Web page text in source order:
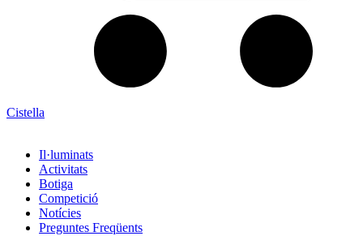
Cistella
Il·luminats
Activitats
Botiga
Competició
Notícies
Preguntes Freqüents